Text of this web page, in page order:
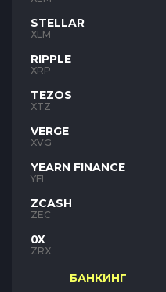
STELLAR
XLM
RIPPLE
XRP
TEZOS
XTZ
VERGE
XVG
YEARN FINANCE
YFI
ZCASH
ZEC
0X
ZRX
БАНКИНГ